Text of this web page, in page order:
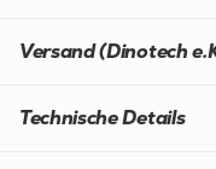
Versand (Dinotech
Technische Details